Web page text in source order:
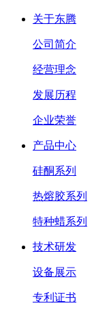
关于东腾
公司简介
经营理念
发展历程
企业荣誉
产品中心
硅酮系列
热熔胶系列
特种蜡系列
技术研发
设备展示
专利证书